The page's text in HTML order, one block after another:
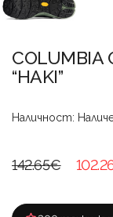
COLUMBIA
“HAKI”
Наличност:
142.65€